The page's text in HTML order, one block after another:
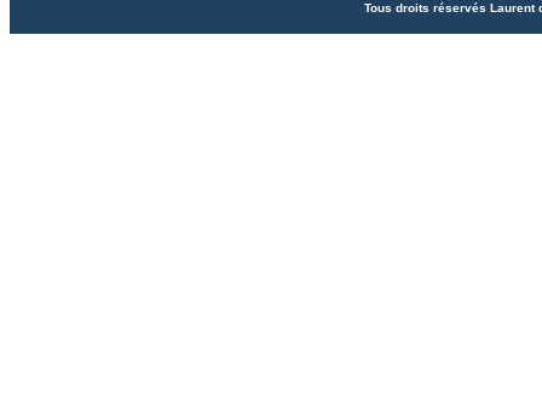
Tous droits réservés Laurent